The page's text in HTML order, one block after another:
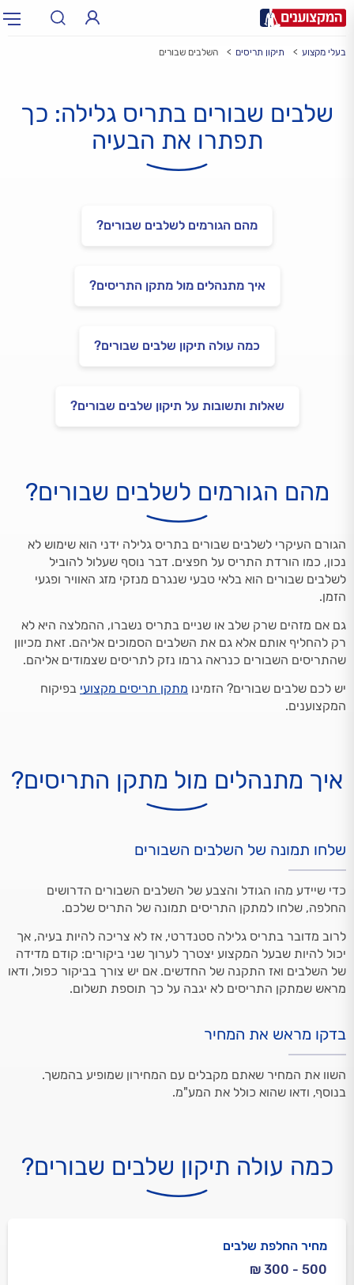
עירעיר: תל אביב, חיפה…
בעלי מקצוע תיקון תריסים השלבים שבורים
שלבים שבורים בתריס גלילה: כך
תפתרו את הבעיה
מהם הגורמים לשלבים שבורים?
איך מתנהלים מול מתקן התריסים?
כמה עולה תיקון שלבים שבורים?
שאלות ותשובות על תיקון שלבים שבורים?
מהם הגורמים לשלבים שבורים?
הגורם העיקרי לשלבים שבורים בתריס גלילה ידני הוא שימוש לא
נכון, כמו הורדת התריס על חפצים. דבר נוסף שעלול להוביל
לשלבים שבורים הוא בלאי טבעי שנגרם מנזקי מזג האוויר ופגעי
הזמן.
גם אם מזהים שרק שלב או שניים בתריס נשברו, ההמלצה היא לא
רק להחליף אותם אלא גם את השלבים הסמוכים אליהם. זאת מכיוון
שהתריסים השבורים כנראה גרמו נזק לתריסים שצמודים אליהם.
יש לכם שלבים שבורים? הזמינו מתקן תריסים מקצועי בפיקוח
המקצוענים.
איך מתנהלים מול מתקן התריסים?
שלחו תמונה של השלבים השבורים
כדי שיידע מהו הגודל והצבע של השלבים השבורים הדרושים
החלפה, שלחו למתקן התריסים תמונה של התריס שלכם.
לרוב מדובר בתריס גלילה סטנדרטי, אז לא צריכה להיות בעיה, אך
יכול להיות שבעל המקצוע יצטרך לערוך שני ביקורים: קודם מדידה
של השלבים ואז התקנה של החדשים. אם יש צורך בביקור כפול, ודאו
מראש שמתקן התריסים לא יגבה על כך תוספת תשלום.
בדקו מראש את המחיר
השוו את המחיר שאתם מקבלים עם המחירון שמופיע בהמשך.
בנוסף, ודאו שהוא כולל את המע"מ.
כמה עולה תיקון שלבים שבורים?
מחיר החלפת שלבים
500 - 300 ₪